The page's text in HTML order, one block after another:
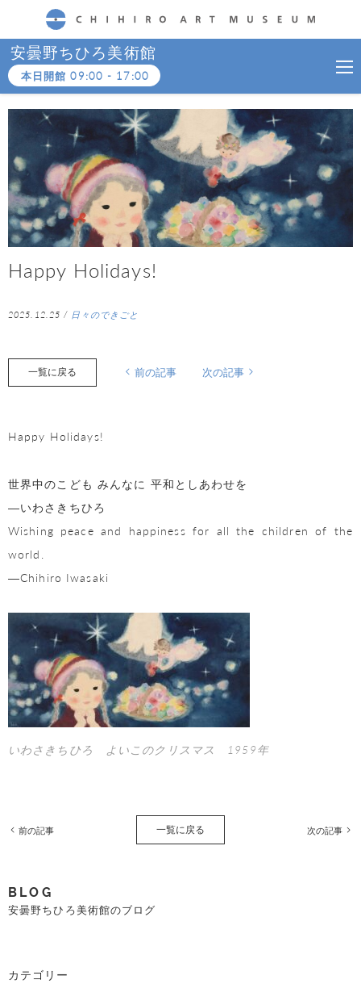
CHIHIRO ART MUSEUM
安曇野ちひろ美術館
本日開館09:00 - 17:00
Happy Holidays!
2025.12.25 / 日々のできごと
一覧に戻る 前の記事 次の記事
Happy Holidays!
世界中のこども みんなに 平和としあわせを
―いわさきちひろ
Wishing peace and happiness for all the children of the
world.
―Chihiro Iwasaki
いわさきちひろ よいこのクリスマス 1959年
前の記事 一覧に戻る 次の記事
BLOG
安曇野ちひろ美術館のブログ
カテゴリー